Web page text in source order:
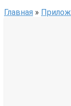
Главная »